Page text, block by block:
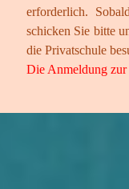
erforderlich.
schicken Sie bitte
die Privatschule
Die Anmeldung zur